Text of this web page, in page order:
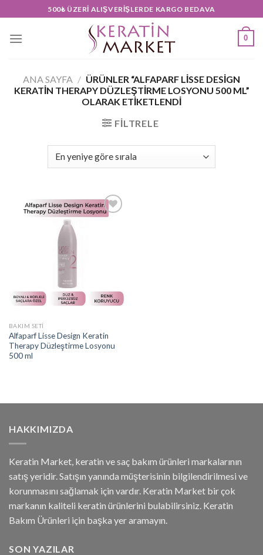
to
content
500₺ ÜZERI ALIŞVERIŞLERDE KARGO BEDAVA
0
ANA SAYFA / ÜRÜNLER “ALFAPARF LISSE DESIGN
KERATIN THERAPY DÜZLEŞTIRME LOSYONU 500 ML”
OLARAK ETIKETLENDI
FILTRELE
BAKIM SETI
Alfaparf Lisse Design Keratin
Therapy Düzleştirme Losyonu
500 ml
HAKKIMIZDA
Keratin Market, keratin ve saç bakım ürünleri markalarının
satış yeridir. Satışın yanında müşterisinin bilgilendirilmesi ve
korunmasını sağlamak için vardır. Keratin Market bir çok
markanın kaliteli keratin ürünlerini bulabilirsiniz. Keratin
Bakım Ürünleri için başka yer aramayın.
SON YAZILAR